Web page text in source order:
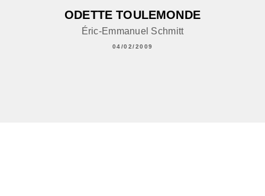
ODETTE TOULEMONDE
Éric-Emmanuel Schmitt
04/02/2009